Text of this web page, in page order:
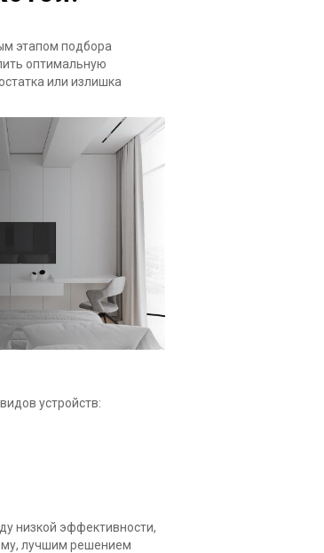
этапом подбора
оптимальную
или излишка
устройств:
низкой эффективности,
лучшим решением